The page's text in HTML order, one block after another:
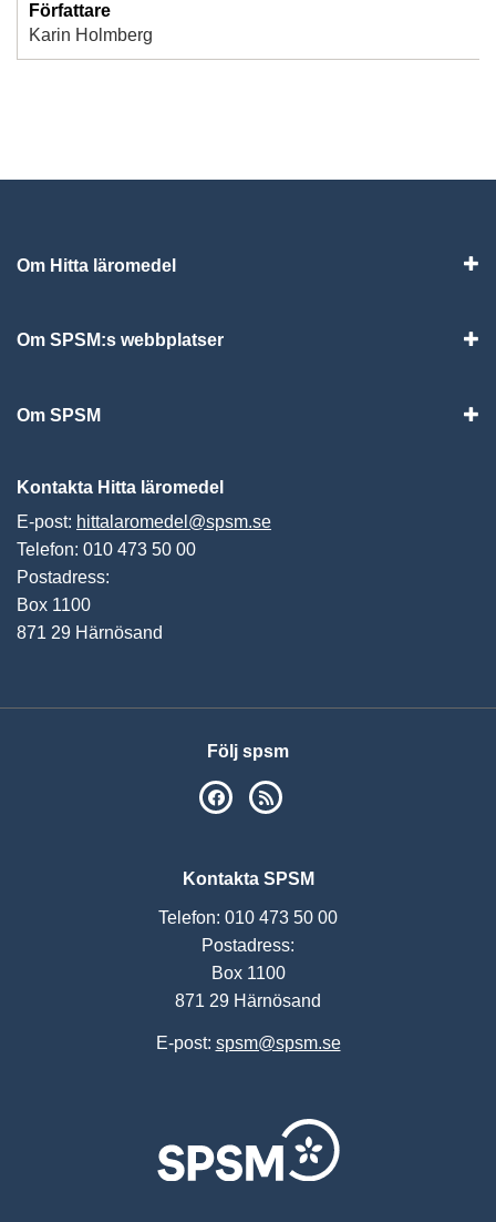
Författare
Karin Holmberg
Om Hitta läromedel
Om SPSM:s webbplatser
Om SPSM
Kontakta Hitta läromedel
E-post: hittalaromedel@spsm.se
Telefon: 010 473 50 00
Postadress:
Box 1100
871 29 Härnösand
Följ spsm
SPSM på Facebook
Kontakta SPSM
Telefon: 010 473 50 00
Postadress:
Box 1100
871 29 Härnösand
E-post: spsm@spsm.se